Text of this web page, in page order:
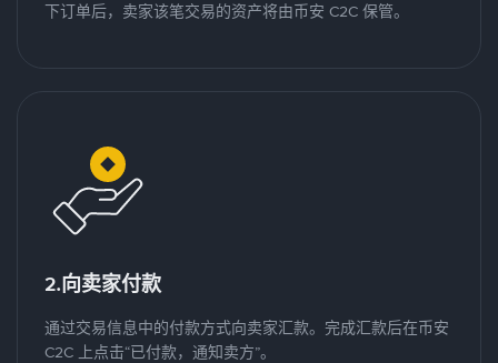
下订单后，卖家该笔交易的资产将由币安 C2C 保管。
2.向卖家付款
通过交易信息中的付款方式向卖家汇款。完成汇款后在币安
C2C 上点击“已付款，通知卖方”。